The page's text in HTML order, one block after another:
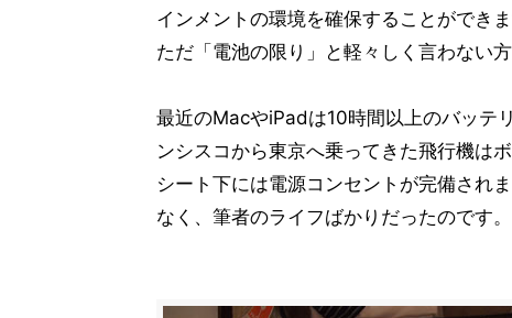
インメントの環境を確保することができ
ただ「電池の限り」と軽々しく言わない
最近のMacやiPadは10時間以上のバッテ
ンシスコから東京へ乗ってきた飛行機は
シート下には電源コンセントが完備され
なく、筆者のライフばかりだったのです。